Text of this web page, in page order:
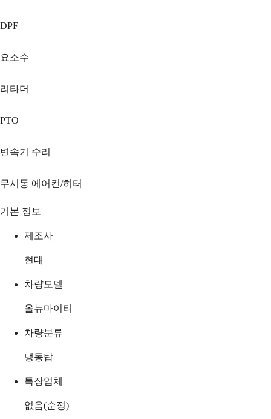
DPF
요소수
리타더
PTO
변속기 수리
무시동 에어컨/히터
기본 정보
제조사
현대
차량모델
올뉴마이티
차량분류
냉동탑
특장업체
없음(순정)